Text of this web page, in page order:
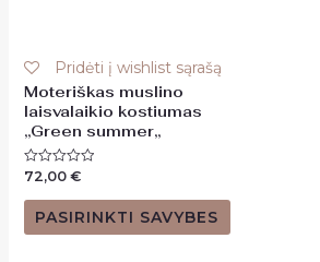
Pridėti į wishlist sąrašą
Moteriškas muslino
laisvalaikio kostiumas
,,Green summer,,
Įvertinimas:
iš
72,00 €
PASIRINKTI SAVYBES